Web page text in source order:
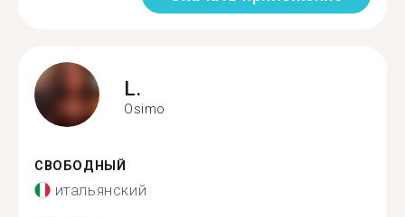
L.
Osimo
СВОБОДНЫЙ
итальянский